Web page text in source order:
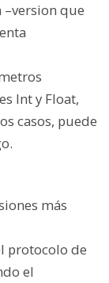
que
Int y Float,
casos, puede
más
protocolo de
el